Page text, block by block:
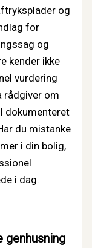
og
for
og
kender ikke
vurdering
rådgiver om
dokumenteret
du mistanke
i din bolig,
i dag.
genhusning